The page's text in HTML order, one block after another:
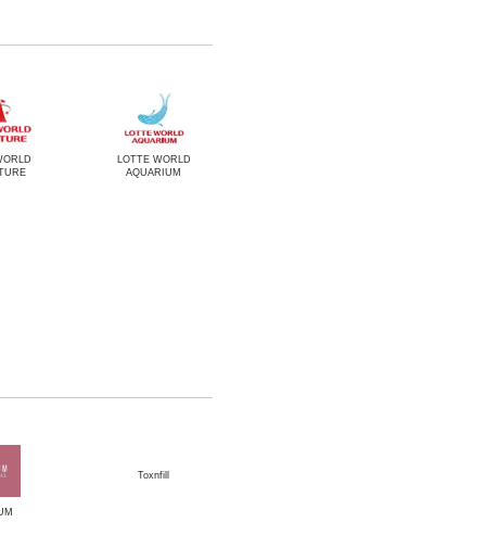
LOTTE WORLD
AQUARIUM
Toxnfill